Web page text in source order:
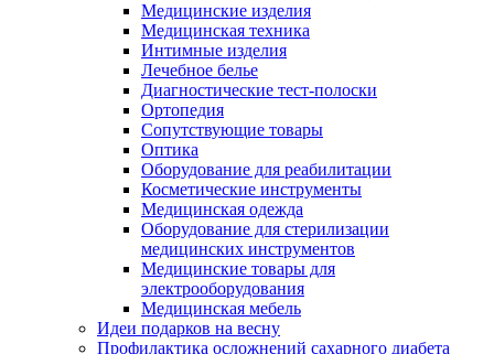
Медицинские изделия
Медицинская техника
Интимные изделия
Лечебное белье
Диагностические тест-полоски
Ортопедия
Сопутствующие товары
Оптика
Оборудование для реабилитации
Косметические инструменты
Медицинская одежда
Оборудование для стерилизации
медицинских инструментов
Медицинские товары для
электрооборудования
Медицинская мебель
Идеи подарков на весну
Профилактика осложнений сахарного диабета